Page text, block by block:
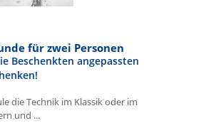
für zwei Personen
Beschenkten angepassten
die Technik im Klassik oder im
und ...